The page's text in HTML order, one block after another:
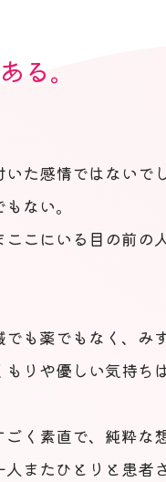
る。
た感情ではないで
ない。
こにいる目の前の
も薬でもなく、み
りや優しい気持ちは
く素直で、純粋な想
またひとりと患者